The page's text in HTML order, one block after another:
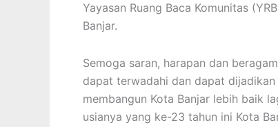
Yayasan Ruang Baca Komunitas
Banjar.
Semoga saran, harapan dan
dapat terwadahi dan dapat
membangun Kota Banjar lebih baik
usianya yang ke-23 tahun ini Kota